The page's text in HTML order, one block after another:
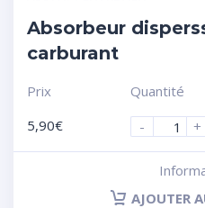
Absorbeur
carburant
Prix
5,90€
Quantité
-
+
AJOUTER